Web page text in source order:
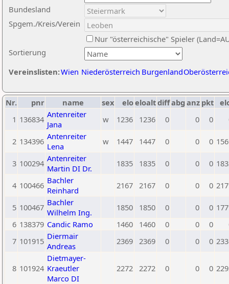
Sortierung
Bundesland
Spgem./Kreis/Verein
Nur "österreichische" Spieler
Vereinslisten:Wien Niederösterreich Burgenland
Nr. pnr name sex eloeloaltdiffabg anz pkt
1 136834 Antenreiter
Jana
w 1236 1236 0 0 0
2 134396 Antenreiter
Lena
w 1447 1447 0 0 0
3 100294 Antenreiter
Martin DI Dr.
1835 1835 0 0 0
4 100466 Bachler
Reinhard
2167 2167 0 0 0
5 100467 Bachler
Wilhelm Ing.
1850 1850 0 0 0
6 138379 Candic Ramo 1460 1460 0 0 0
7 101915 Diermair
Andreas
2369 2369 0 0 0
8 101924
Dietmayer-
Kraeutler
Marco DI
2272 2272 0 0 0